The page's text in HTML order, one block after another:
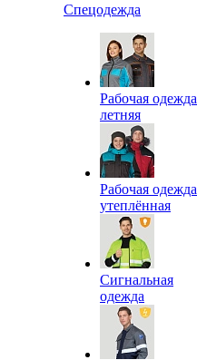
Спецодежда
Рабочая одежда
летняя
Рабочая одежда
утеплённая
Сигнальная
одежда